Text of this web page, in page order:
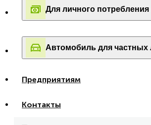
Для личного потребления
Автомобиль для частных
Предприятиям
Контакты